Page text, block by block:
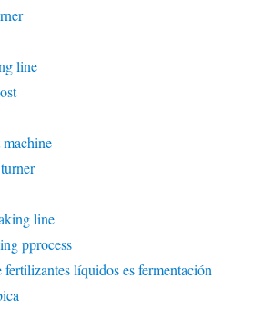
line
line
pprocess
líquidos es fermentación